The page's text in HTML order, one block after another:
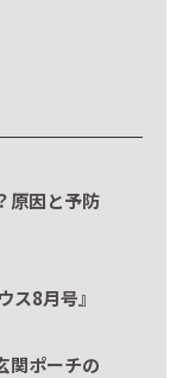
原因と予防
ス8月号』
関ポーチの